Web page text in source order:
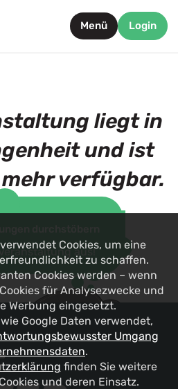
Menü Login
Veranstaltung aus!
liegt in
und ist
verfügbar.
Cookies, um eine
zu schaffen.
Cookies werden – wenn
für Analysezwecke und
Werbung eingesetzt.
Google Daten verwendet,
Umgang
.
finden Sie weitere
und deren Einsatz.